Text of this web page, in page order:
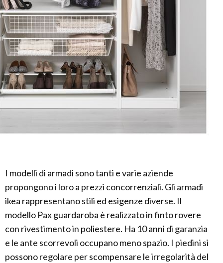
I modelli di armadi sono tanti e varie aziende
propongono i loro a prezzi concorrenziali. Gli armadi
ikea rappresentano stili ed esigenze diverse. Il
modello Pax guardaroba è realizzato in finto rovere
con rivestimento in poliestere. Ha 10 anni di garanzia
e le ante scorrevoli occupano meno spazio. I piedini si
possono regolare per scompensare le irregolarità del